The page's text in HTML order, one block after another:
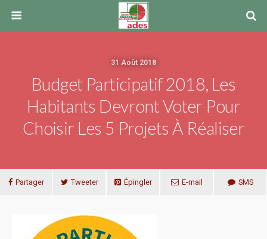
31 Août 2018
Budget Participatif 2018, Les
Habitants Devront Voter Pour
Choisir Les 5 Projets À Réaliser
Partager Tweeter Épingler E-mail SMS